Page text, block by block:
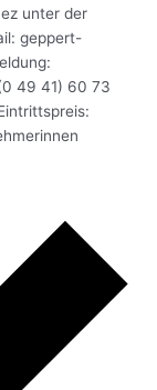
unter der
geppert-
49 41) 60 73